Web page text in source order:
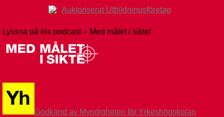
Lyssna på Iris podcast – Med målet i sikte!
Godkänd av Myndigheten för Yrkeshögskolan